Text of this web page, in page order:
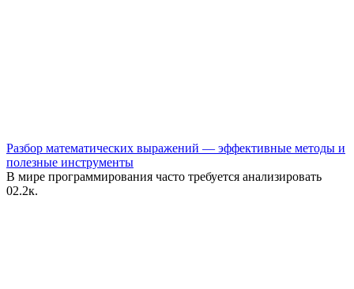
Разбор математических выражений — эффективные методы и
полезные инструменты
В мире программирования часто требуется анализировать
02.2к.